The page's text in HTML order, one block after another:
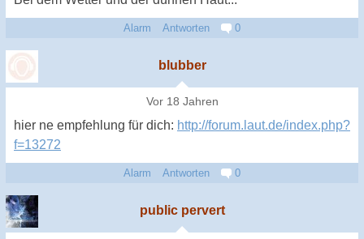
Alarm Antworten 0
blubber
Vor 18 Jahren
hier ne empfehlung für dich: http://forum.laut.de/index.php?
f=13272
Alarm Antworten 0
public pervert